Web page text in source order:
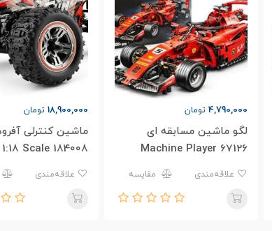
4,790,000 تومان
لگو ماشین مسابقه ای
Machine Player 67126
مقایسه
18,900,000 تومان
1:18 Scale 184008